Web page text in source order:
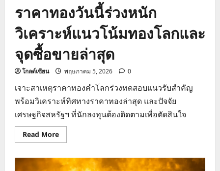
ราคาทองวันนี้ร่วงหนัก
วิเคราะห์แนวโน้มทองโลกและ
จุดซื้อขายล่าสุด
โกลด์เซียน พฤษภาคม 5, 2026 0
เจาะสาเหตุราคาทองคำโลกร่วงทดสอบแนวรับสำคัญ
พร้อมวิเคราะห์ทิศทางราคาทองล่าสุด และปัจจัย
เศรษฐกิจสหรัฐฯ ที่นักลงทุนต้องติดตามเพื่อตัดสินใจ
Read MoreRead
more
ทอง
วัน